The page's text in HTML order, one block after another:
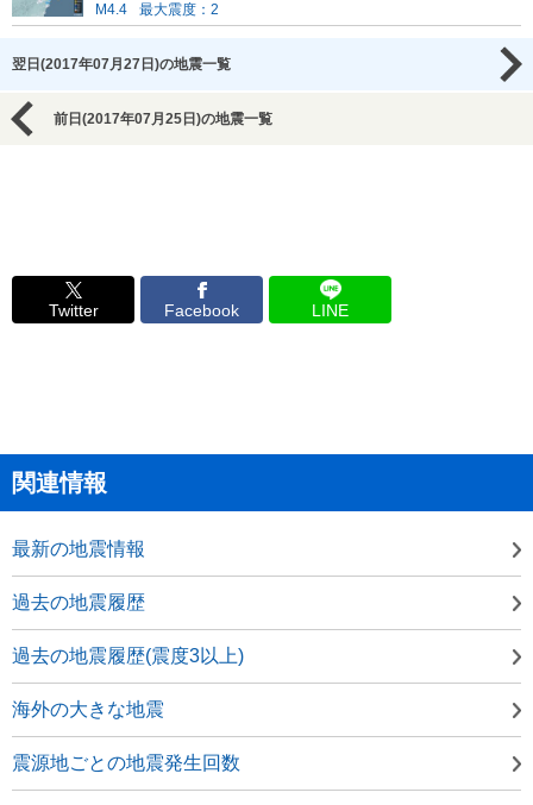
M4.4
最大震度：2
翌日(2017年07月27日)の地震一覧
前日(2017年07月25日)の地震一覧
Twitter Facebook LINE
関連情報
最新の地震情報
過去の地震履歴
過去の地震履歴(震度3以上)
海外の大きな地震
震源地ごとの地震発生回数